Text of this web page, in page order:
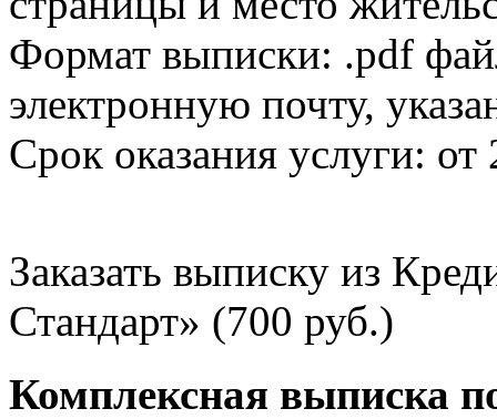
Формат выписки: .pdf
электронную почту,
Срок оказания услуги: от
Заказать выписку из
Стандарт» (700 руб.)
Комплексная выписка